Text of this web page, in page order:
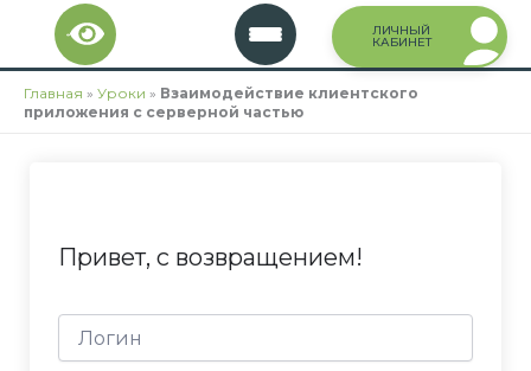
Перейти
содержимому
ЛИЧНЫЙ
КАБИНЕТ
Главная » Уроки » Взаимодействие клиентского
приложения с серверной частью
Привет, с возвращением!